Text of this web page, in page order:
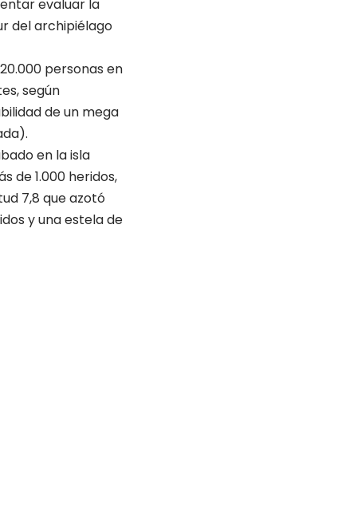
evaluar la
del archipiélago
personas en
según
de un mega
en la isla
de 1.000 heridos,
7,8 que azotó
y una estela de